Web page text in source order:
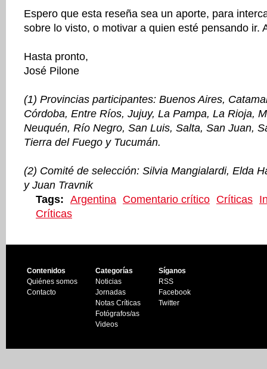
Espero que esta reseña sea un aporte, para
sobre lo visto, o motivar a quien esté pensando ir.
Hasta pronto,
José Pilone
(1) Provincias participantes: Buenos Aires,
Córdoba, Entre Ríos, Jujuy, La Pampa, La Rioja,
Neuquén, Río Negro, San Luis, Salta, San Juan,
Tierra del Fuego y Tucumán.
(2) Comité de selección: Silvia Mangialardi, Elda
y Juan Travnik
Tags: Argentina Comentario crítico Críticas
Críticas
Contenidos
Quiénes somos
Contacto
Categorías
Noticias
Jornadas
Notas Críticas
Fotógrafos/as
Videos
Síganos
RSS
Facebook
Twitter